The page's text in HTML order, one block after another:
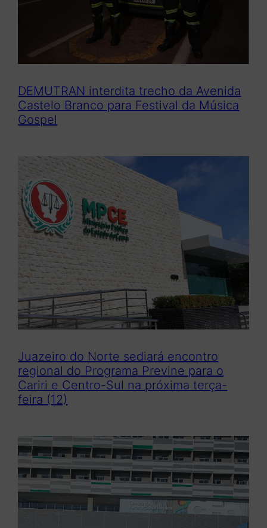
DEMUTRAN interdita trecho da Avenida
Castelo Branco para Festival da Música
Gospel
Juazeiro do Norte sediará encontro
regional do Programa Previne para o
Cariri e Centro-Sul na próxima terça-
feira (12)